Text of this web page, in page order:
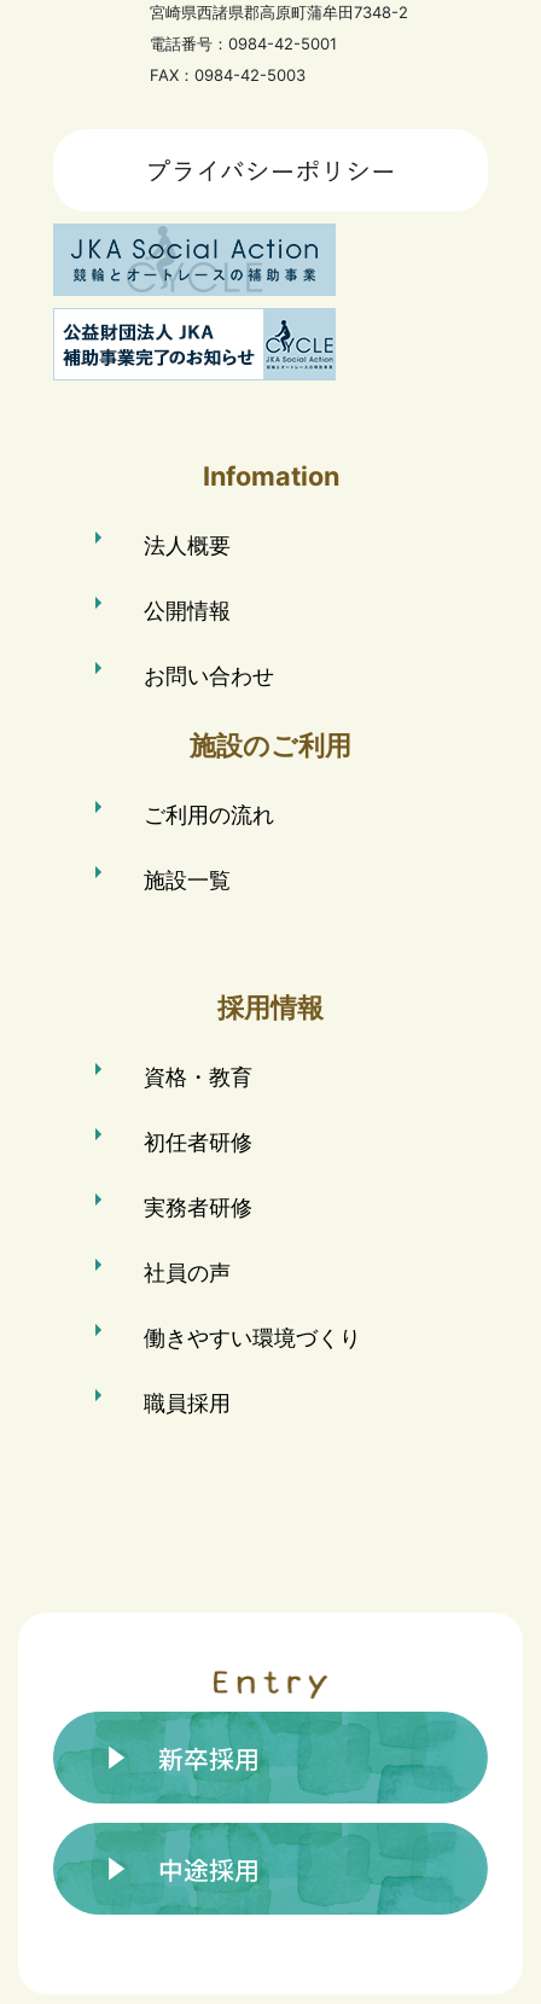
宮崎県西諸県郡高原町蒲牟田7348-2
電話番号：0984-42-5001
FAX：0984-42-5003
Infomation
法人概要
公開情報
お問い合わせ
施設のご利用
ご利用の流れ
施設一覧
採用情報
資格・教育
初任者研修
実務者研修
社員の声
働きやすい環境づくり
職員採用